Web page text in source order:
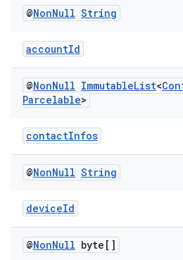
@NonNull String
accountId
@NonNull ImmutableList<
Parcelable>
contactInfos
@NonNull String
deviceId
@NonNull byte[]